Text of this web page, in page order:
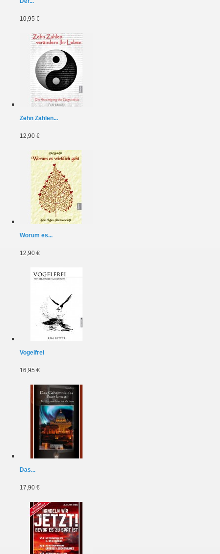
10,95 €
Zehn Zahlen...
12,90 €
Worum es...
12,90 €
Vogelfrei
16,95 €
Das...
17,90 €